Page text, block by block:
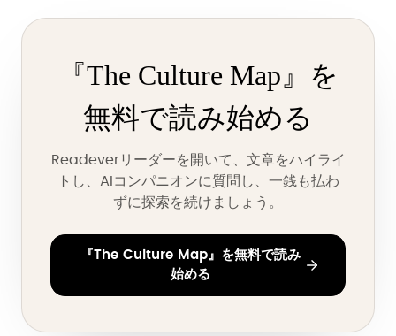
『The Culture Map』を
無料で読み始める
Readeverリーダーを開いて、文章をハイライ
トし、AIコンパニオンに質問し、一銭も払わ
ずに探索を続けましょう。
『The Culture Map』を無料で読み
始める